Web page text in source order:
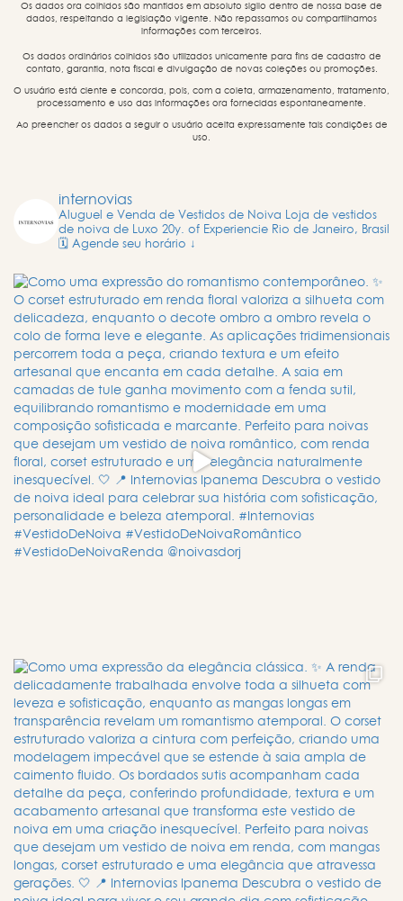
Os dados ora colhidos são mantidos em absoluto sigilo dentro de nossa base de
dados, respeitando a legislação vigente. Não repassamos ou compartilhamos
informações com terceiros.
Os dados ordinários colhidos são utilizados unicamente para fins de cadastro de
contato, garantia, nota fiscal e divulgação de novas coleções ou promoções.
O usuário está ciente e concorda, pois, com a coleta, armazenamento, tratamento,
processamento e uso das informações ora fornecidas espontaneamente.
Ao preencher os dados a seguir o usuário aceita expressamente tais condições de
uso.
internovias
Aluguel e Venda de Vestidos de Noiva Loja de vestidos
de noiva de Luxo 20y. of Experiencie Rio de Janeiro, Brasil
🗓️ Agende seu horário ↓